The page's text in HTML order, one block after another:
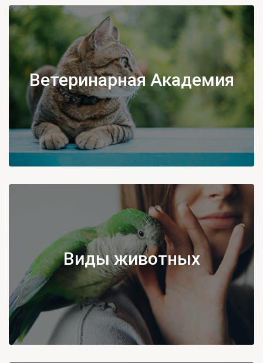
Ветеринарная Академия
Виды животных